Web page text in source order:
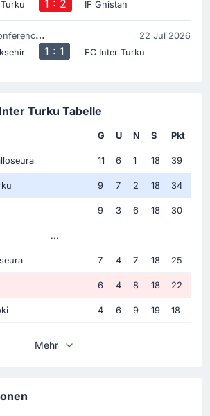
1 : 2 IF Gnistan
League
22 Jul 2026
1 : 1 FC Inter Turku
Turku Tabelle
G U N S Pkt
11 6 1 18 39
9 7 2 18 34
9 3 6 18 30
...
7 4 7 18 25
6 4 8 18 22
4 6 9 19 18
Mehr